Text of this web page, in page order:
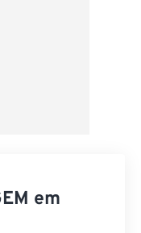
em